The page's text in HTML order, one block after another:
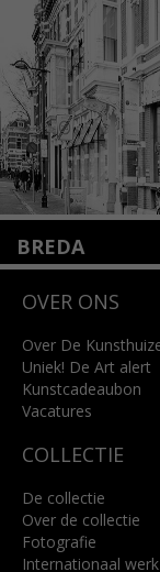
Lees meer
BREDA
4818 SB Breda
Lees meer
OVER ONS
Over De
Uniek! De Art alert
Kunstcadeaubon
Vacatures
COLLECTIE
De collectie
Over de collectie
Fotografie
Internationaal werk